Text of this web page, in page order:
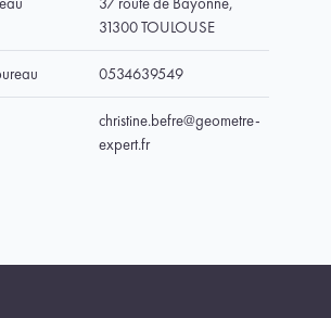
31300 TOULOUSE
0534639549
christine.befre@geometre-
expert.fr